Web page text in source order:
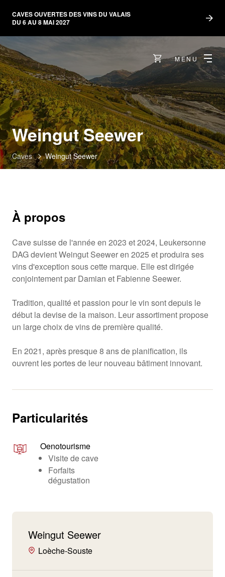
CAVES OUVERTES DES VINS DU VALAIS
DU 6 AU 8 MAI 2027
MENU
Weingut Seewer
Caves Weingut Seewer
À propos
Cave suisse de l'année en 2023 et 2024, Leukersonne
DAG devient Weingut Seewer en 2025 et produira ses
vins d'exception sous cette marque. Elle est dirigée
conjointement par Damian et Fabienne Seewer.
Tradition, qualité et passion pour le vin sont depuis le
début la devise de la maison. Leur assortiment propose
un large choix de vins de première qualité.
En 2021, après presque 8 ans de planification, ils
ouvrent les portes de leur nouveau bâtiment innovant.
Particularités
Oenotourisme
Visite de cave
Forfaits
dégustation
Weingut Seewer
Loèche-Souste